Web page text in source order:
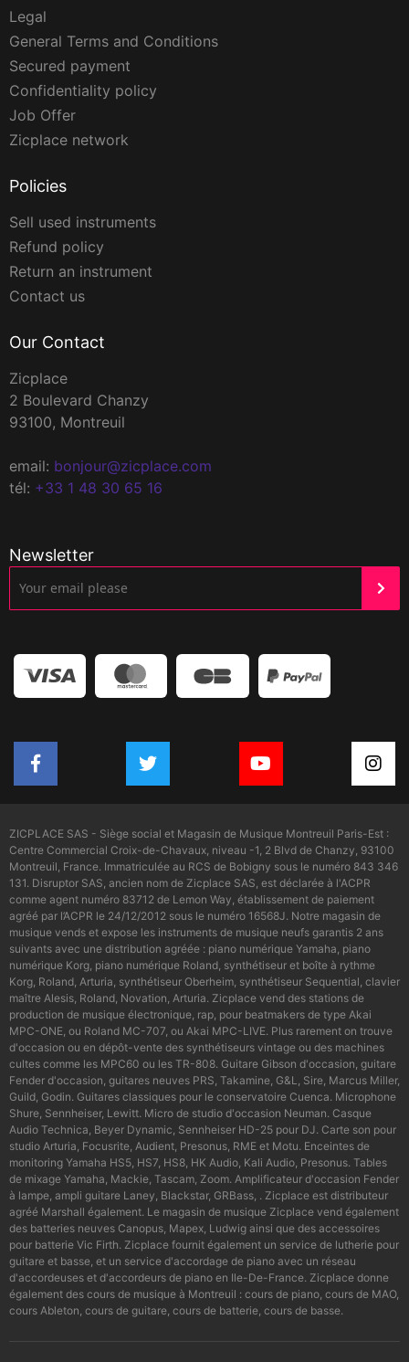
Legal
General Terms and Conditions
Secured payment
Confidentiality policy
Job Offer
Zicplace network
Policies
Sell used instruments
Refund policy
Return an instrument
Contact us
Our Contact
Zicplace
2 Boulevard Chanzy
93100, Montreuil
email: bonjour@zicplace.com
tél: +33 1 48 30 65 16
Newsletter
ZICPLACE SAS - Siège social et Magasin de Musique Montreuil Paris-Est :
Centre Commercial Croix-de-Chavaux, niveau -1, 2 Blvd de Chanzy, 93100
Montreuil, France. Immatriculée au RCS de Bobigny sous le numéro 843 346
131. Disruptor SAS, ancien nom de Zicplace SAS, est déclarée à l'ACPR
comme agent numéro 83712 de Lemon Way, établissement de paiement
agréé par l’ACPR le 24/12/2012 sous le numéro 16568J. Notre magasin de
musique vends et expose les instruments de musique neufs garantis 2 ans
suivants avec une distribution agréée : piano numérique Yamaha, piano
numérique Korg, piano numérique Roland, synthétiseur et boîte à rythme
Korg, Roland, Arturia, synthétiseur Oberheim, synthétiseur Sequential, clavier
maître Alesis, Roland, Novation, Arturia. Zicplace vend des stations de
production de musique électronique, rap, pour beatmakers de type Akai
MPC-ONE, ou Roland MC-707, ou Akai MPC-LIVE. Plus rarement on trouve
d'occasion ou en dépôt-vente des synthétiseurs vintage ou des machines
cultes comme les MPC60 ou les TR-808. Guitare Gibson d'occasion, guitare
Fender d'occasion, guitares neuves PRS, Takamine, G&L, Sire, Marcus Miller,
Guild, Godin. Guitares classiques pour le conservatoire Cuenca. Microphone
Shure, Sennheiser, Lewitt. Micro de studio d'occasion Neuman. Casque
Audio Technica, Beyer Dynamic, Sennheiser HD-25 pour DJ. Carte son pour
studio Arturia, Focusrite, Audient, Presonus, RME et Motu. Enceintes de
monitoring Yamaha HS5, HS7, HS8, HK Audio, Kali Audio, Presonus. Tables
de mixage Yamaha, Mackie, Tascam, Zoom. Amplificateur d'occasion Fender
à lampe, ampli guitare Laney, Blackstar, GRBass, . Zicplace est distributeur
agréé Marshall également. Le magasin de musique Zicplace vend également
des batteries neuves Canopus, Mapex, Ludwig ainsi que des accessoires
pour batterie Vic Firth. Zicplace fournit également un service de lutherie pour
guitare et basse, et un service d'accordage de piano avec un réseau
d'accordeuses et d'accordeurs de piano en Ile-De-France. Zicplace donne
également des cours de musique à Montreuil : cours de piano, cours de MAO,
cours Ableton, cours de guitare, cours de batterie, cours de basse.